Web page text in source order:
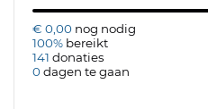
€ 0,00 nog nodig
100% bereikt
141 donaties
0dagen te gaan